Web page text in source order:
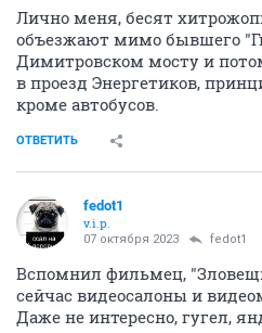
Лично меня, бесят
объезжают мимо бывшего
Димитровском мосту и
в проезд Энергетиков,
кроме автобусов.
ОТВЕТИТЬ
fedot1
v.i.p.
07 октября 2023 fedot1
Вспомнил фильмец,
сейчас видеосалоны и
Даже не интересно, гугел,